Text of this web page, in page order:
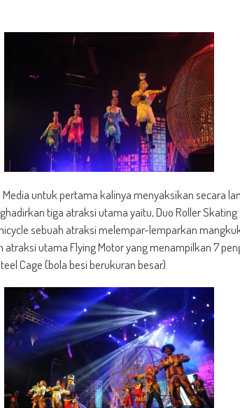
untuk pertama kalinya menyaksikan secara
tiga atraksi utama yaitu, Duo Roller
sebuah atraksi melempar-lemparkan
atraksi utama Flying Motor yang menampilkan 7
Cage (bola besi berukuran besar).